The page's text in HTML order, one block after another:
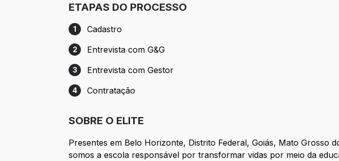
ETAPAS DO PROCESSO
Etapa 1: Cadastro
1 Cadastro
Etapa 2: Entrevista com G&G
2 Entrevista com G&G
Etapa 3: Entrevista com Gestor
3 Entrevista com Gestor
Etapa 4: Contratação
4 Contratação
SOBRE O ELITE
Presentes em Belo Horizonte, Distrito Federal, Goiás, Mato Grosso
somos a escola responsável por transformar vidas por meio da